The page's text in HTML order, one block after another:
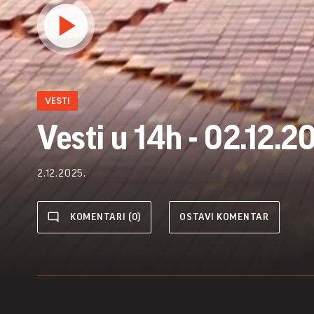
VESTI
Vesti u 14h -
2.12.2025.
KOMENTARI (0) OSTAVI KOMENTAR